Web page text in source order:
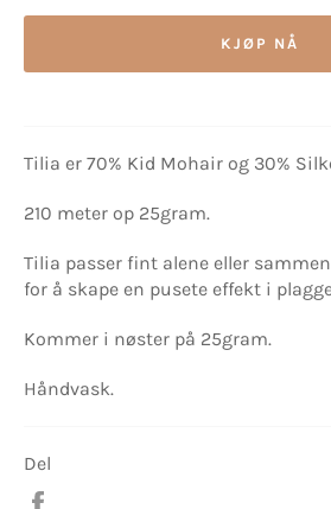
KJØP NÅ
Tilia er 70% Kid Mohair og 30%
210 meter op 25gram.
Tilia passer fint alene eller
for å skape en pusete effekt i
Kommer i nøster på 25gram.
Håndvask.
Del